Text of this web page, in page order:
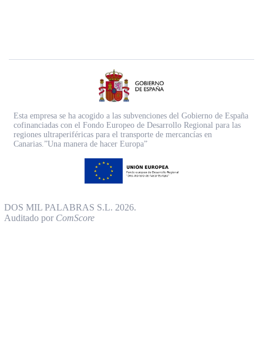
Esta empresa se ha acogido a las subvenciones del Gobierno de España
cofinanciadas con el Fondo Europeo de Desarrollo Regional para las
regiones ultraperiféricas para el transporte de mercancías en
Canarias.”Una manera de hacer Europa”
DOS MIL PALABRAS S.L. 2026.
Auditado por ComScore